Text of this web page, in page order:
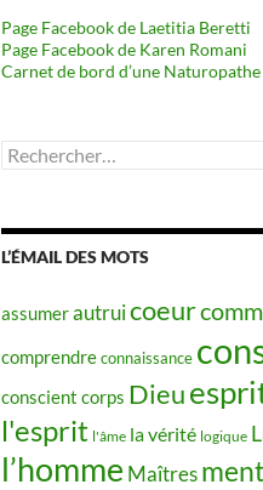
Page Facebook de Laetitia Beretti
Page Facebook de Karen Romani
Carnet de bord d’une Naturopathe
Rechercher :
L’ÉMAIL DES MOTS
assumerautruicoeur
comprendreconnaissance
conscient corps Dieu
l'esprit l'âme la vérité logique
l’homme Maîtres